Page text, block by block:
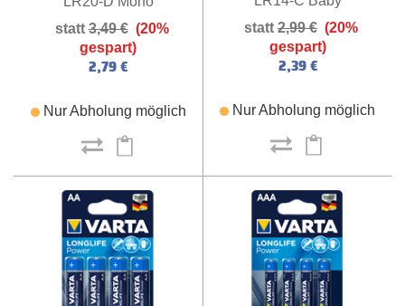
3,49 € (20%
gespart)
2,79 €
Nur Abholung möglich
2,99 € (20%
gespart)
2,39 €
Nur Abholung möglich